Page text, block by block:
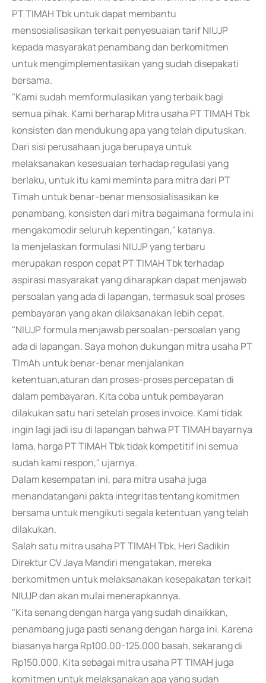
PT TIMAH Tbk untuk dapat membantu
mensosialisasikan terkait penyesuaian tarif NIUJP
kepada masyarakat penambang dan berkomitmen
untuk mengimplementasikan yang sudah disepakati
bersama.
"Kami sudah memformulasikan yang terbaik bagi
semua pihak. Kami berharap Mitra usaha PT TIMAH Tbk
konsisten dan mendukung apa yang telah diputuskan.
Dari sisi perusahaan juga berupaya untuk
melaksanakan kesesuaian terhadap regulasi yang
berlaku, untuk itu kami meminta para mitra dari PT
Timah untuk benar-benar mensosialisasikan ke
penambang, konsisten dari mitra bagaimana formula ini
mengakomodir seluruh kepentingan," katanya.
Ia menjelaskan formulasi NIUJP yang terbaru
merupakan respon cepat PT TIMAH Tbk terhadap
aspirasi masyarakat yang diharapkan dapat menjawab
persoalan yang ada di lapangan, termasuk soal proses
pembayaran yang akan dilaksanakan lebih cepat.
"NIUJP formula menjawab persoalan-persoalan yang
ada di lapangan. Saya mohon dukungan mitra usaha PT
TImAh untuk benar-benar menjalankan
ketentuan,aturan dan proses-proses percepatan di
dalam pembayaran. Kita coba untuk pembayaran
dilakukan satu hari setelah proses invoice. Kami tidak
ingin lagi jadi isu di lapangan bahwa PT TIMAH bayarnya
lama, harga PT TIMAH Tbk tidak kompetitif ini semua
sudah kami respon," ujarnya.
Dalam kesempatan ini, para mitra usaha juga
menandatangani pakta integritas tentang komitmen
bersama untuk mengikuti segala ketentuan yang telah
dilakukan.
Salah satu mitra usaha PT TIMAH Tbk, Heri Sadikin
Direktur CV Jaya Mandiri mengatakan, mereka
berkomitmen untuk melaksanakan kesepakatan terkait
NIUJP dan akan mulai menerapkannya.
"Kita senang dengan harga yang sudah dinaikkan,
penambang juga pasti senang dengan harga ini. Karena
biasanya harga Rp100.00-125.000 basah, sekarang di
Rp150.000. Kita sebagai mitra usaha PT TIMAH juga
komitmen untuk melaksanakan apa yang sudah